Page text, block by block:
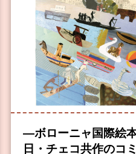
―ボローニャ国際絵
日・チェコ共作のコ